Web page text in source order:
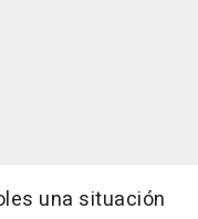
una situación